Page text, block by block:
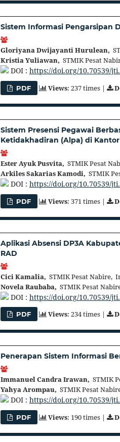
Sistem Informasi Pengarsipan
Gloriyana Dwijayanti Hurulean,
Kristia Yuliawan, STMIK Pesat
DOI : https://doi.org/10.70539/
PDF Views: 237 times |
Sistem Presensi Pegawai
Ketidakhadiran (Alpa) di
Ester Ayuk Pusvita, STMIK Pesat
Arkiles Sakarias Kamodi, STMIK
DOI : https://doi.org/10.70539/
PDF Views: 371 times |
Aplikasi Absensi DP3A
RAD
Cici Kamalia, STMIK Pesat Nabire,
Novela Raubaba, STMIK Pesat
DOI : https://doi.org/10.70539/
PDF Views: 234 times |
Penerapan Sistem Informasi
Immanuel Candra Irawan, STMIK
Yahya Arompau, STMIK Pesat
DOI : https://doi.org/10.70539/
PDF Views: 190 times |